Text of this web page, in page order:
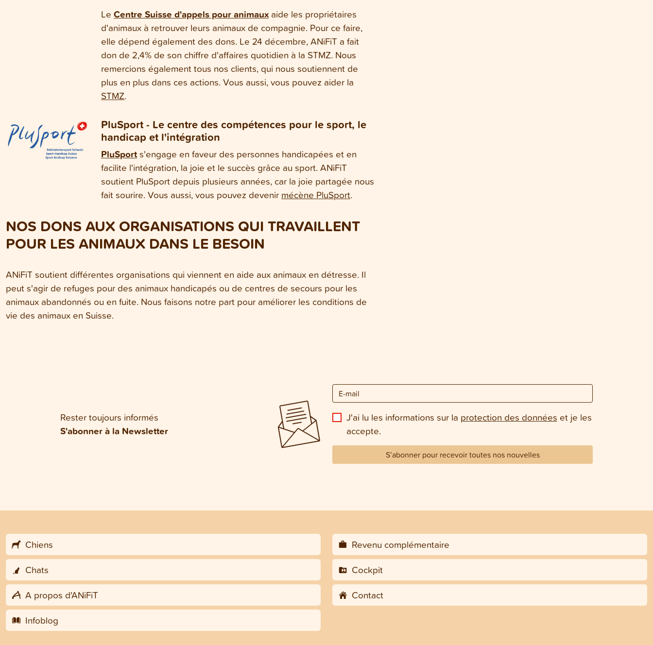
Le Centre Suisse d'appels pour animaux aide les propriétaires
d'animaux à retrouver leurs animaux de compagnie. Pour ce faire,
elle dépend également des dons. Le 24 décembre, ANiFiT a fait
don de 2,4% de son chiffre d'affaires quotidien à la STMZ. Nous
remercions également tous nos clients, qui nous soutiennent de
plus en plus dans ces actions. Vous aussi, vous pouvez aider la
STMZ.
PluSport - Le centre des compétences pour le sport, le
handicap et l'intégration
PluSports'engage en faveur des personnes handicapées et en
facilite l'intégration, la joie et le succès grâce au sport. ANiFiT
soutient PluSport depuis plusieurs années, car la joie partagée nous
fait sourire. Vous aussi, vous pouvez devenir mécène PluSport.
NOS DONS AUX ORGANISATIONS QUI TRAVAILLENT
POUR LES ANIMAUX DANS LE BESOIN
ANiFiT soutient différentes organisations qui viennent en aide aux animaux en détresse. Il
peut s'agir de refuges pour des animaux handicapés ou de centres de secours pour les
animaux abandonnés ou en fuite. Nous faisons notre part pour améliorer les conditions de
vie des animaux en Suisse.
Rester toujours informés
S'abonner à la Newsletter
J'ai lu les informations sur la protection des données et je les
accepte.
S’abonner pour recevoir toutes nos nouvelles
Chiens
Chats
A propos d'ANiFiT
Infoblog
Revenu complémentaire
Cockpit
Contact